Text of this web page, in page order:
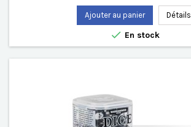
Ajouter au panier Détails
 En stock